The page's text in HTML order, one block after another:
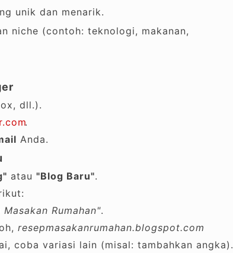
unik dan menarik.
niche (contoh: teknologi, makanan,
dll.).
.
Anda.
atau "Blog Baru".
Masakan Rumahan".
resepmasakanrumahan.blogspot.com
coba variasi lain (misal: tambahkan angka).